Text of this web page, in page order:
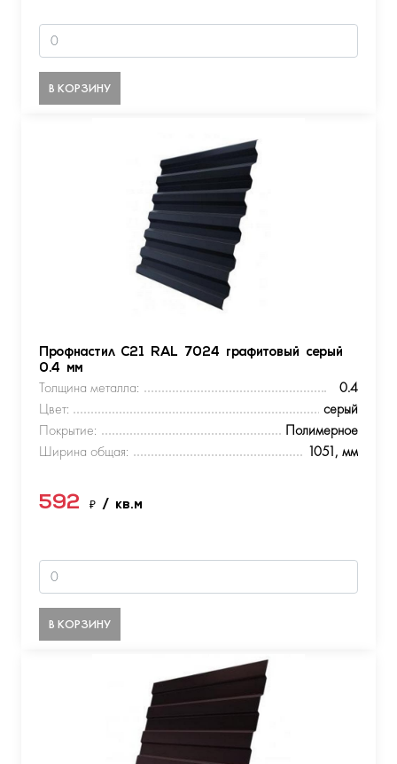
В КОРЗИНУ
Профнастил С21 RAL 7024 графитовый серый
0.4 мм
Толщина металла:
0.4
Цвет:
серый
Покрытие:
Полимерное
Ширина общая:
1051, мм
592 ₽ / кв.м
В КОРЗИНУ